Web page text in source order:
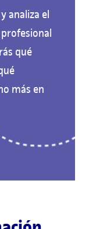
analiza el
qué
más en